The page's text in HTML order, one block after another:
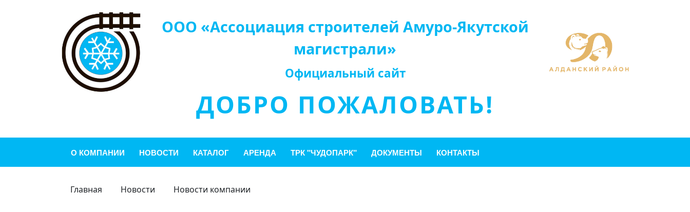
ООО «Ассоциация строителей Амуро-Якутской
магистрали»
Официальный сайт
ДОБРО ПОЖАЛОВАТЬ!
О КОМПАНИИ НОВОСТИ КАТАЛОГ АРЕНДА ТРК "ЧУДОПАРК" ДОКУМЕНТЫ КОНТАКТЫ
Главная Новости Новости компании